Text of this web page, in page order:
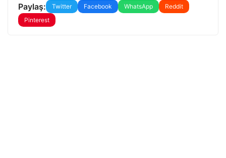
Paylaş: Twitter Facebook WhatsApp
Reddit
Pinterest